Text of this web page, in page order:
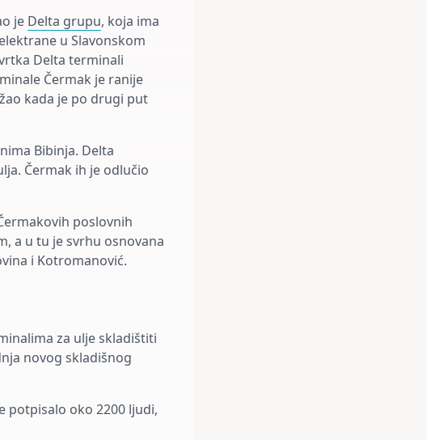
je Delta grupu, koja ima
u Slavonskom
Delta terminali
Čermak je ranije
kada je po drugi put
Bibinja. Delta
Čermak ih je odlučio
poslovnih
a u tu je svrhu osnovana
i Kotromanović.
za ulje skladištiti
novog skladišnog
potpisalo oko 2200 ljudi,